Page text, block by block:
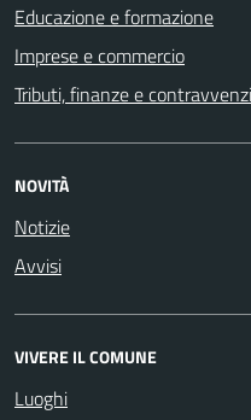
Educazione e formazione
Imprese e commercio
Tributi, finanze e
NOVITÀ
Notizie
Avvisi
VIVERE IL COMUNE
Luoghi